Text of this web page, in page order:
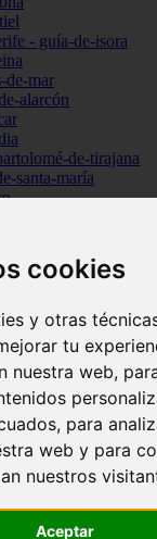
cookies
y otras
tu
nuestra web,
para
web y para
nuestros
Aceptar
- guía-de-isora
de-mar
alarcón
de-tirajana
santa-maría
sos
de-iguña
de-lillet